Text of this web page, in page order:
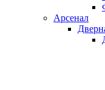
Арсенал